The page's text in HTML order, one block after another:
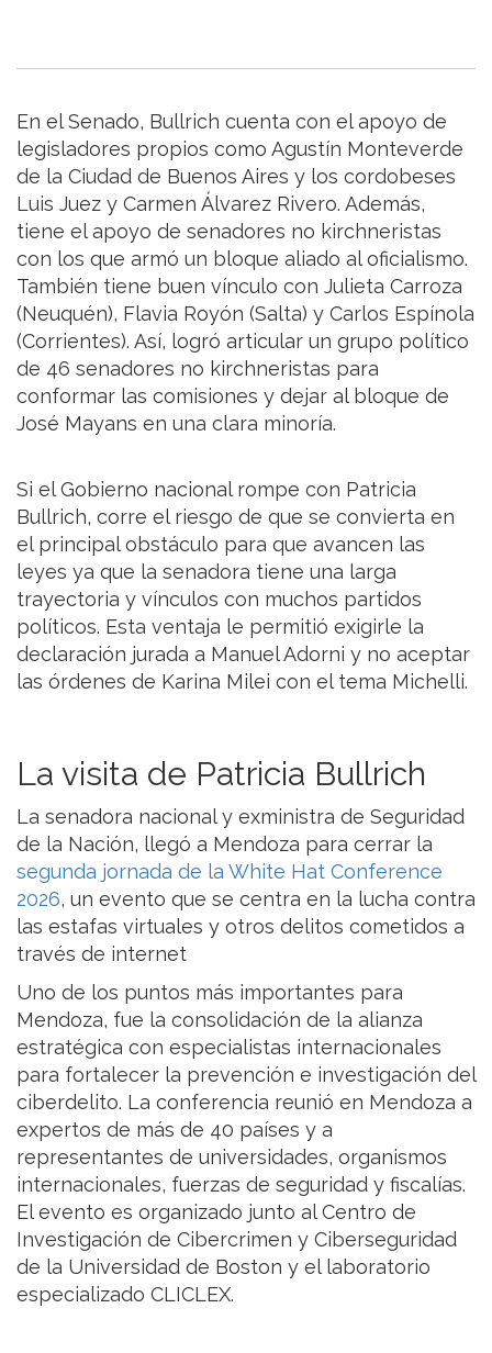
En el Senado, Bullrich cuenta con el apoyo de
legisladores propios como Agustín Monteverde
de la Ciudad de Buenos Aires y los cordobeses
Luis Juez y Carmen Álvarez Rivero. Además,
tiene el apoyo de senadores no kirchneristas
con los que armó un bloque aliado al oficialismo.
También tiene buen vínculo con Julieta Carroza
(Neuquén), Flavia Royón (Salta) y Carlos Espínola
(Corrientes). Así, logró articular un grupo político
de 46 senadores no kirchneristas para
conformar las comisiones y dejar al bloque de
José Mayans en una clara minoría.
Si el Gobierno nacional rompe con Patricia
Bullrich, corre el riesgo de que se convierta en
el principal obstáculo para que avancen las
leyes ya que la senadora tiene una larga
trayectoria y vínculos con muchos partidos
políticos. Esta ventaja le permitió exigirle la
declaración jurada a Manuel Adorni y no aceptar
las órdenes de Karina Milei con el tema Michelli.
La visita de Patricia Bullrich
La senadora nacional y exministra de Seguridad
de la Nación, llegó a Mendoza para cerrar la
segunda jornada de la White Hat Conference
2026, un evento que se centra en la lucha contra
las estafas virtuales y otros delitos cometidos a
través de internet
Uno de los puntos más importantes para
Mendoza, fue la consolidación de la alianza
estratégica con especialistas internacionales
para fortalecer la prevención e investigación del
ciberdelito. La conferencia reunió en Mendoza a
expertos de más de 40 países y a
representantes de universidades, organismos
internacionales, fuerzas de seguridad y fiscalías.
El evento es organizado junto al Centro de
Investigación de Cibercrimen y Ciberseguridad
de la Universidad de Boston y el laboratorio
especializado CLICLEX.